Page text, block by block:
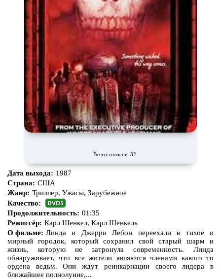
Всего голосов: 32
Дата выхода: 1987
Страна: США
Жанр: Триллер, Ужасы, Зарубежное
Качество:
Продолжительность: 01:35
Режиссёр: Карл Шенкел, Карл Шенкель
О фильме: Линда и Джерри Лебон переехали в тихое и
мирный городок, который сохранил свой старый шарм и
жизнь, которую не затронула современность. Линда
обнаруживает, что все жители являются членами какого то
ордена ведьм. Они ждут реинкарнации своего лидера в
ближайшее полнолуние,...